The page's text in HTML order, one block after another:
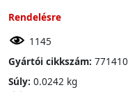
Rendelésre
1145
Gyártói cikkszám: 771410
Súly: 0.0242 kg